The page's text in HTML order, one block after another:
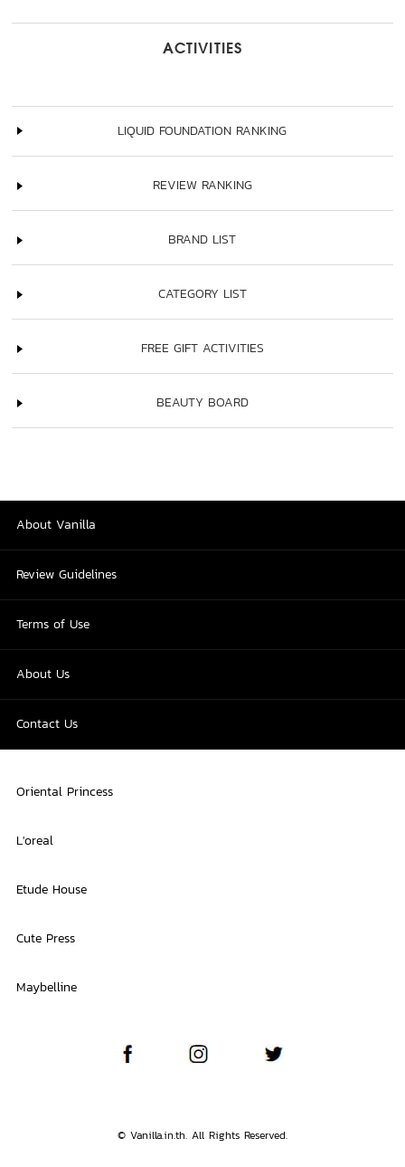
ACTIVITIES
LIQUID FOUNDATION RANKING
REVIEW RANKING
BRAND LIST
CATEGORY LIST
FREE GIFT ACTIVITIES
BEAUTY BOARD
About Vanilla
Review Guidelines
Terms of Use
About Us
Contact Us
Oriental Princess
L'oreal
Etude House
Cute Press
Maybelline
© Vanilla.in.th. All Rights Reserved.